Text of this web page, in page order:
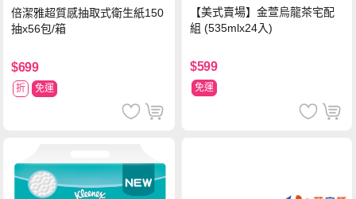
倍潔雅超質感抽取式衛生紙150
抽x56包/箱
$699
折 免運
【美式賣場】金萱烏龍茶宅配
組 (535mlx24入)
$599
免運